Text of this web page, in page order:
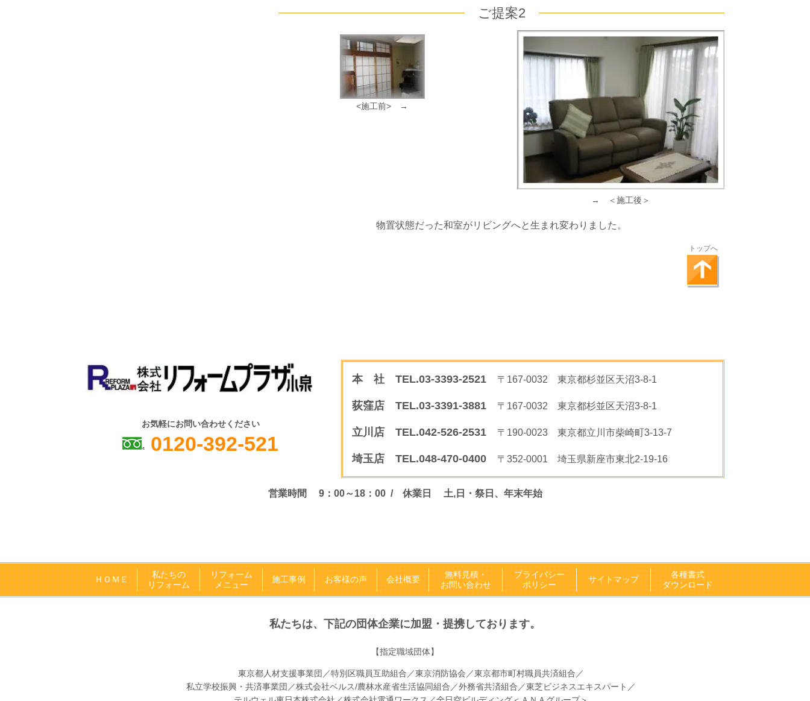
ご提案2
<施工前> →
→ ＜施工後＞
物置状態だった和室がリビングへと生まれ変わりました。
トップへ
お気軽にお問い合わせください
0120-392-521
本 社 TEL.03-3393-2521 〒167-0032 東京都杉並区天沼3-8-1
荻窪店 TEL.03-3391-3881 〒167-0032 東京都杉並区天沼3-8-1
立川店 TEL.042-526-2531 〒190-0023 東京都立川市柴崎町3-13-7
埼玉店 TEL.048-470-0400 〒352-0001 埼玉県新座市東北2-19-16
営業時間 9：00～18：00 / 休業日 土,日・祭日、年末年始
ＨＯＭＥ
私たちの
リフォーム
リフォーム
メニュー
施工事例 お客様の声 会社概要
無料見積・
お問い合わせ
プライバシー
ポリシー
サイトマップ
各種書式
ダウンロード
私たちは、下記の団体企業に加盟・提携しております。
【指定職域団体】
東京都人材支援事業団／特別区職員互助組合／東京消防協会／東京都市町村職員共済組合／
私立学校振興・共済事業団／株式会社ベルス/農林水産省生活協同組合／外務省共済組合／東芝ビジネスエキスパート／